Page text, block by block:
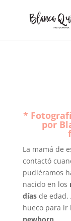
*
por
La mamá de
contactó
pudiéramos
nacido en los
díasde edad.
hueco para ir